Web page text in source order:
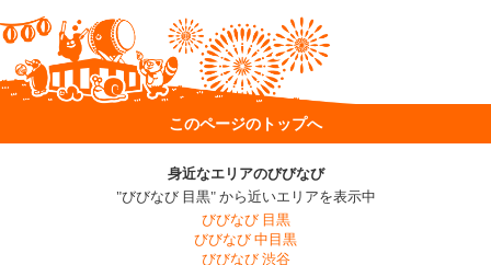
このページのトップへ
身近なエリアのびびなび
"びびなび 目黒" から近いエリアを表示中
びびなび 目黒
びびなび 中目黒
びびなび 渋谷